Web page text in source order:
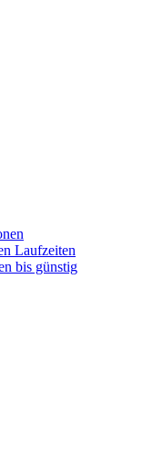
Laufzeiten
bis günstig